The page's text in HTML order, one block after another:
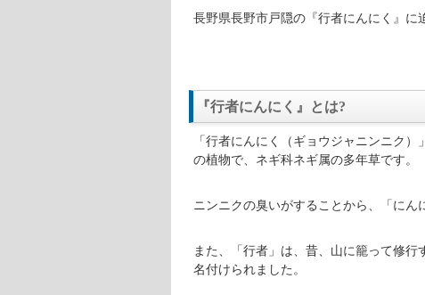
2024年5月25日放送の日本テレビ系列
にんにく 』です。
MCの宮川大輔さんとゲストである『ジ
長野県長野市戸隠の『行者にんにく』に